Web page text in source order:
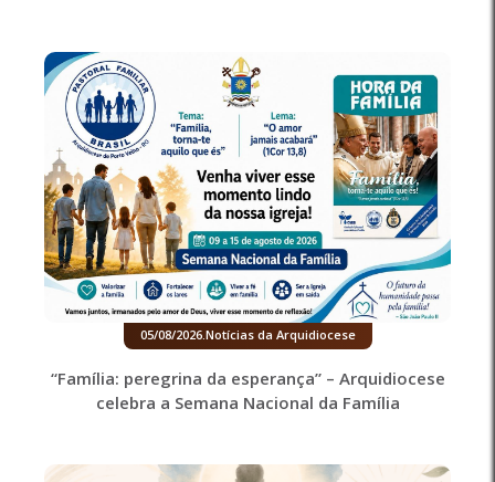
05/08/2026.Notícias da Arquidiocese
“Família: peregrina da esperança” – Arquidiocese
celebra a Semana Nacional da Família